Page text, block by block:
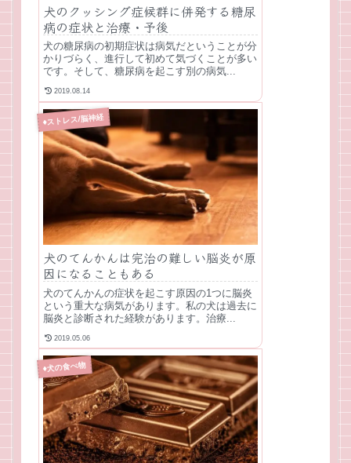
犬のクッシング症候群に併発する糖尿
病の症状と治療・予後
犬の糖尿病の初期症状は病気だということが分
かりづらく、進行して初めて気づくことが多い
です。そして、糖尿病を起こす別の病気...
2019.08.14
♦ストレス/脳神経
犬のてんかんは完治の難しい脳炎が原
因になることもある
犬のてんかんの症状を起こす原因の1つに脳炎
という重大な病気があります。私の犬は過去に
脳炎と診断された経験があります。治療...
2019.05.06
♦犬の食べ物